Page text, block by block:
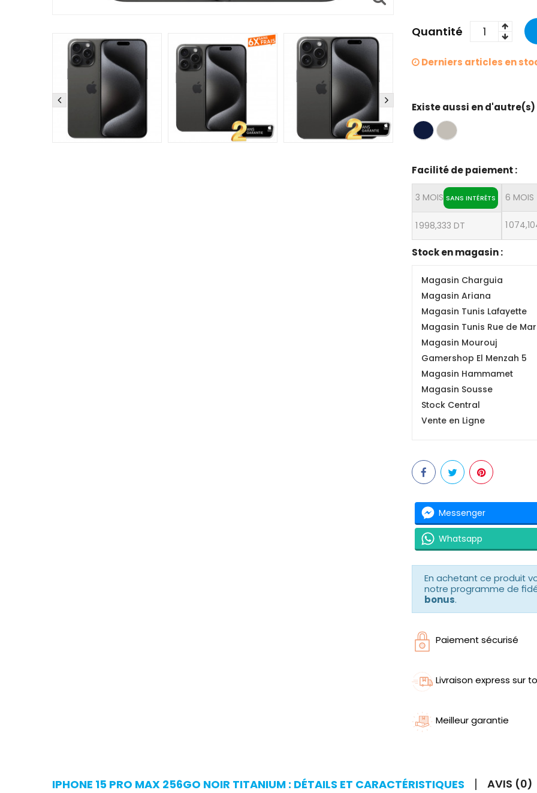
Quantité
Derniers articles en
Existe aussi en
Facilité de paiement :
3 MOIS SANS INTÉRÊTS
1 998,333 DT
6 MOIS
1
Stock en magasin :
Magasin Charguia
Magasin Ariana
Magasin Tunis Lafayette
Magasin Tunis Rue de
Magasin Mourouj
Gamershop El Menzah 5
Magasin Hammamet
Magasin Sousse
Stock Central
Vente en Ligne
Messenger
Whatsapp
En achetant ce produit
notre programme de
bonus.
Paiement sécurisé
Livraison express sur
Meilleur garantie
IPHONE 15 PRO MAX 256GO NOIR TITANIUM : DÉTAILS ET CARACTÉRISTIQUES AVIS (0)